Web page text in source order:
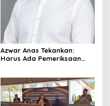
Azwar Anas Tekankan:
Harus Ada Pemeriksaan
Lokasi CPM